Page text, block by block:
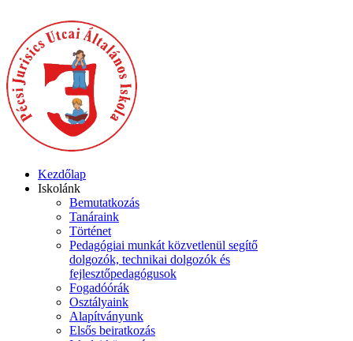
Kezdőlap
Iskolánk
Bemutatkozás
Tanáraink
Történet
Pedagógiai munkát közvetlenül segítő
dolgozók, technikai dolgozók és
fejlesztőpedagógusok
Fogadóórák
Osztályaink
Alapítványunk
Elsős beiratkozás